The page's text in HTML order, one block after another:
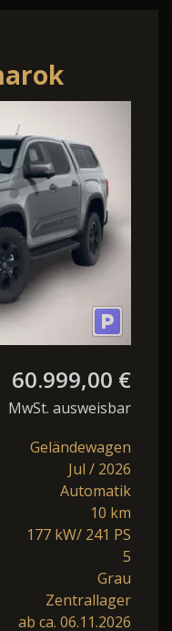
AHK
60.999,00 €
MwSt. ausweisbar
Geländewagen
Jul / 2026
Automatik
10 km
177 kW/ 241 PS
5
Grau
Zentrallager
ab ca. 06.11.2026